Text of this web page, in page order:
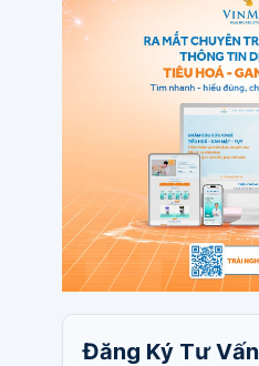
Đăng Ký Tư Vấn